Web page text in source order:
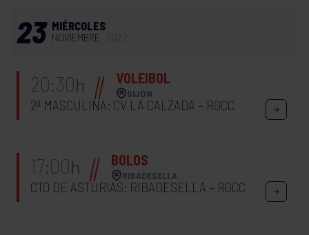
23 MIÉRCOLES
NOVIEMBRE
20:30h VOLEIBOL
GIJÓN
2ª MASCULINA: CV LA CALZADA – RGCC
17:00h BOLOS
RIBADESELLA
CTO DE ASTURIAS: RIBADESELLA – RGCC